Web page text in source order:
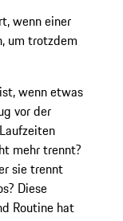
wenn einer
um trotzdem
wenn etwas
vor der
mehr trennt?
sie trennt
Diese
Routine hat